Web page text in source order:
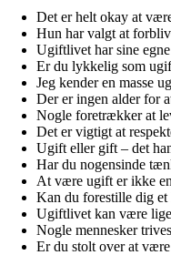
Det er helt okay at
Hun har valgt at
Ugiftlivet har sine
Er du lykkelig som
Jeg kender en masse
Der er ingen alder for
Nogle foretrækker at
Det er vigtigt at
Ugift eller gift – det
Har du nogensinde
At være ugift er ikke
Kan du forestille dig
Ugiftlivet kan være
Nogle mennesker
Er du stolt over at